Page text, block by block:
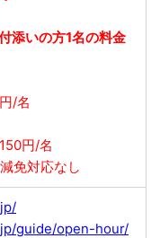
添いの方1名の料金
/名
円/名
免対応なし
guide/open-hour/